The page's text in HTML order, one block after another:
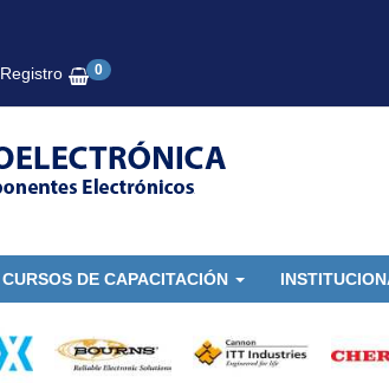
Registro 0
CURSOS DE CAPACITACIÓN